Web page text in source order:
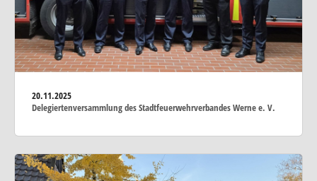
20.11.2025
Delegiertenversammlung des Stadtfeuerwehrverbandes Werne e. V.